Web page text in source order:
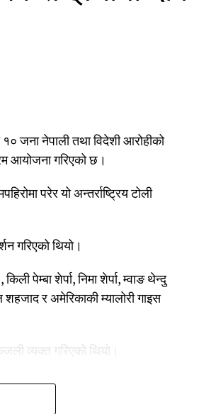
१० जना नेपाली तथा विदेशी आरोहीको
आयोजना गरिएको छ।
परेर यो अन्तर्राष्ट्रिय टोली
गरिएको थियो।
पेम्बा शेर्पा, निमा शेर्पा, म्वाङ थेन्दु
शहजाद र अमेरिकाकी म्यालोरी गाइस
व्यक्त गरिएको थियो।
एसोसिएसन (काठमाडौं उपत्यका
एसोसिएसनले संयुक्त रूपमा गरेका